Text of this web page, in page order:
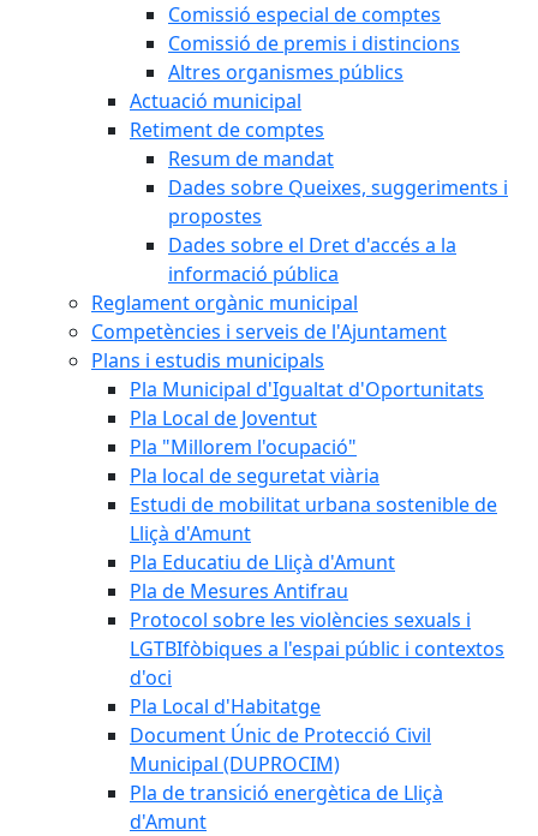
Comissió especial de comptes
Comissió de premis i distincions
Altres organismes públics
Actuació municipal
Retiment de comptes
Resum de mandat
Dades sobre Queixes, suggeriments i
propostes
Dades sobre el Dret d'accés a la
informació pública
Reglament orgànic municipal
Competències i serveis de l'Ajuntament
Plans i estudis municipals
Pla Municipal d'Igualtat d'Oportunitats
Pla Local de Joventut
Pla "Millorem l'ocupació"
Pla local de seguretat viària
Estudi de mobilitat urbana sostenible de
Lliçà d'Amunt
Pla Educatiu de Lliçà d'Amunt
Pla de Mesures Antifrau
Protocol sobre les violències sexuals i
LGTBIfòbiques a l'espai públic i contextos
d'oci
Pla Local d'Habitatge
Document Únic de Protecció Civil
Municipal (DUPROCIM)
Pla de transició energètica de Lliçà
d'Amunt